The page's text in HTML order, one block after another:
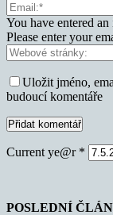
You have entered
Please enter your
Uložit jméno,
budoucí komentáře
Current ye@r *
POSLEDNÍ